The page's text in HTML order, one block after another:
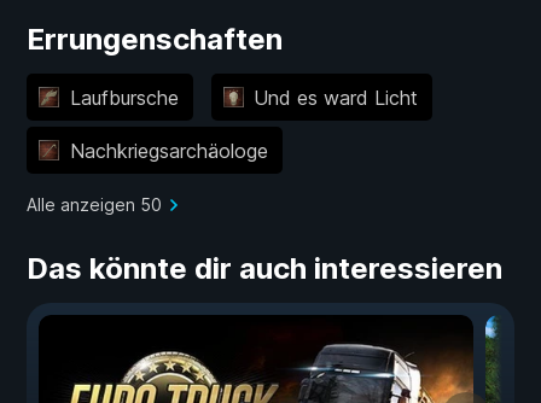
Errungenschaften
Laufbursche Und es ward Licht
Nachkriegsarchäologe
Alle anzeigen 50
Das könnte dir auch interessieren